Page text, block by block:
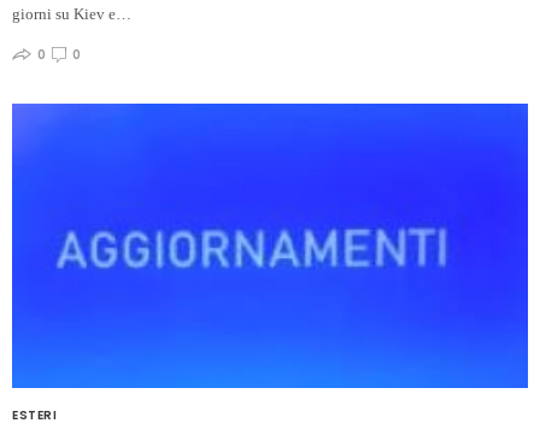
giorni su Kiev e…
0 0
ESTERI